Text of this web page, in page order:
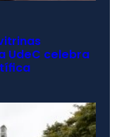
UdeC celebra